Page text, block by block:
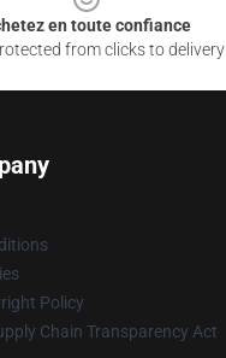
en toute confiance
from clicks to delivery
Policy
Chain Transparency Act